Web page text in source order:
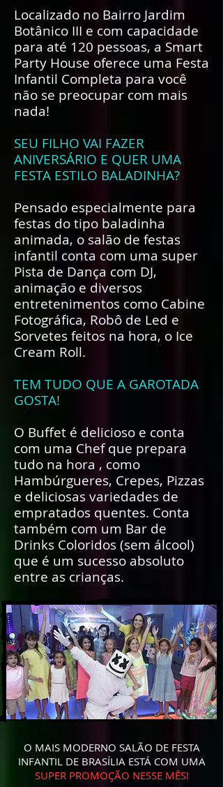
Localizado no Bairro Jardim
Botânico III e com capacidade
para até 120 pessoas, a Smart
Party House oferece uma Festa
Infantil Completa para você
não se preocupar com mais
nada!
SEU FILHO VAI FAZER
ANIVERSÁRIO E QUER UMA
FESTA ESTILO BALADINHA?
Pensado especialmente para
festas do tipo baladinha
animada, o salão de festas
infantil conta com uma super
Pista de Dança com DJ,
animação e diversos
entretenimentos como Cabine
Fotográfica, Robô de Led e
Sorvetes feitos na hora, o Ice
Cream Roll.
TEM TUDO QUE A GAROTADA
GOSTA!
O Buffet é delicioso e conta
com uma Chef que prepara
tudo na hora , como
Hambúrgueres, Crepes, Pizzas
e deliciosas variedades de
empratados quentes. Conta
também com um Bar de
Drinks Coloridos (sem álcool)
que é um sucesso absoluto
entre as crianças.
O MAIS MODERNO SALÃO DE FESTA
INFANTIL DE BRASÍLIA ESTÁ COM UMA
SUPER PROMOÇÃO NESSE MÊS!